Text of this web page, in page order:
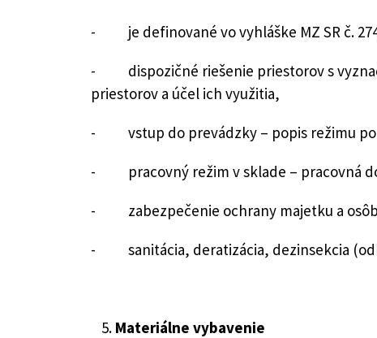
- je definované vo vyhláške MZ SR č.
- dispozičné riešenie priestorov s
priestorov a účel ich využitia,
- vstup do prevádzky – popis režimu
- pracovný režim v sklade – pracovná
- zabezpečenie ochrany majetku a osôb
- sanitácia, deratizácia, dezinsekcia
Materiálne vybavenie